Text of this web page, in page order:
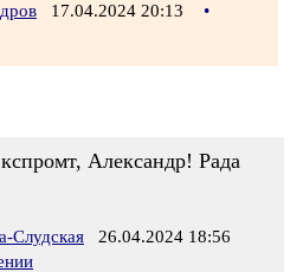
17.04.2024 20:13
•
Александр! Рада
Слудская 26.04.2024 18:56